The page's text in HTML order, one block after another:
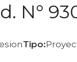
N°
Tipo: